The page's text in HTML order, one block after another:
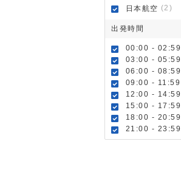
日本航空 (2)
出発時間
00:00 - 02:59
03:00 - 05:59
06:00 - 08:59
09:00 - 11:59
12:00 - 14:59
15:00 - 17:59
18:00 - 20:59
21:00 - 23:59